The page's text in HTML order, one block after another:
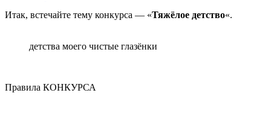
Итак, встечайте тему конкурса — «Тяжёлое детство«.
детства моего чистые глазёнки
Правила КОНКУРСА